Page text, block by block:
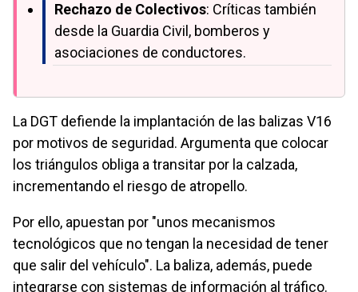
Rechazo de Colectivos: Críticas también
desde la Guardia Civil, bomberos y
asociaciones de conductores.
La DGT defiende la implantación de las balizas V16
por motivos de seguridad. Argumenta que colocar
los triángulos obliga a transitar por la calzada,
incrementando el riesgo de atropello.
Por ello, apuestan por "unos mecanismos
tecnológicos que no tengan la necesidad de tener
que salir del vehículo". La baliza, además, puede
integrarse con sistemas de información al tráfico.